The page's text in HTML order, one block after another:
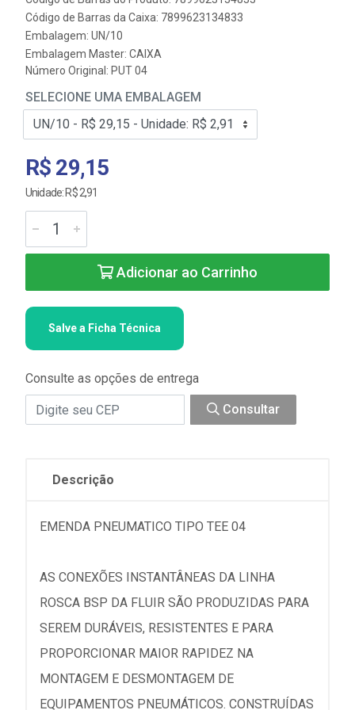
Código de Barras da Caixa: 7899623134833
Embalagem: UN/10
Embalagem Master: CAIXA
Número Original: PUT 04
SELECIONE UMA EMBALAGEM
R$ 29,15
Unidade: R$ 2,91
Adicionar ao Carrinho
Salve a Ficha Técnica
Consulte as opções de entrega
Consultar
Descrição
EMENDA PNEUMATICO TIPO TEE 04
AS CONEXÕES INSTANTÂNEAS DA LINHA
ROSCA BSP DA FLUIR SÃO PRODUZIDAS PARA
SEREM DURÁVEIS, RESISTENTES E PARA
PROPORCIONAR MAIOR RAPIDEZ NA
MONTAGEM E DESMONTAGEM DE
EQUIPAMENTOS PNEUMÁTICOS. CONSTRUÍDAS